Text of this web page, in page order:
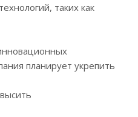
таких как
планирует укрепить